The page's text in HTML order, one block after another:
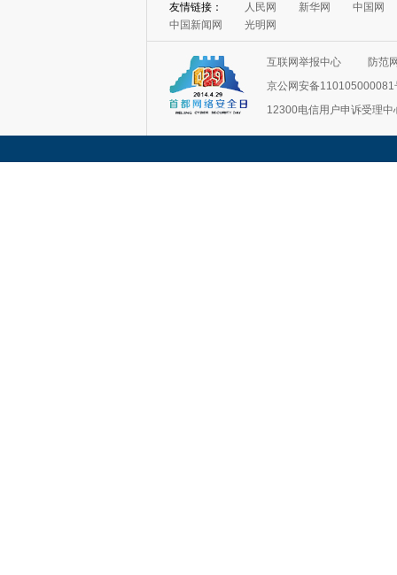
友情链接： 人民网 新华网
中国网
中国新闻网
光明网
互联网举报中心
防范
京公网安备110105000081
12300电信用户申诉受理中